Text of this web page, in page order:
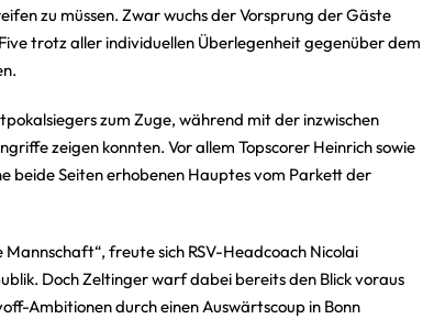
zu müssen. Zwar wuchs der Vorsprung der Gäste
trotz aller individuellen Überlegenheit gegenüber dem
zum Zuge, während mit der inzwischen
zeigen konnten. Vor allem Topscorer Heinrich sowie
beide Seiten erhobenen Hauptes vom Parkett der
freute sich RSV-Headcoach Nicolai
Doch Zeltinger warf dabei bereits den Blick voraus
Ambitionen durch einen Auswärtscoup in Bonn